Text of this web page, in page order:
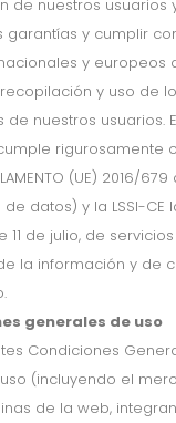
de nuestros usuarios
garantías y cumplir
y europeos
y uso de
de nuestros usuarios.
rigurosamente
(UE) 2016/679
datos) y la LSSI-CE
11 de julio, de
la información y de
generales de uso
Condiciones
(incluyendo el
de la web,